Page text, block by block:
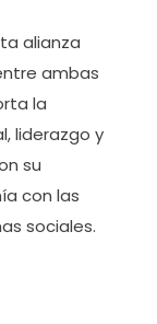
alianza
ambas
la
liderazgo y
su
con las
sociales.